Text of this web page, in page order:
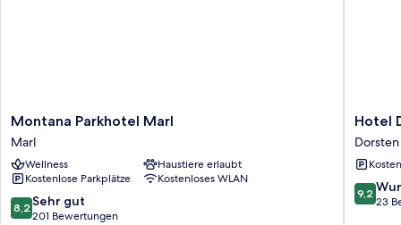
Montana
Parkhotel
Marl
Marl
Montana Parkhotel Marl
Marl
Wellness
Haustiere erlaubt
Kostenlose Parkplätze
Kostenloses WLAN
8.2
von
8,2 Sehr gut
201 Bewertungen
Hotel
Deluxe
Dorsten
Hotel
Dorsten
9.2
von
9,2
23